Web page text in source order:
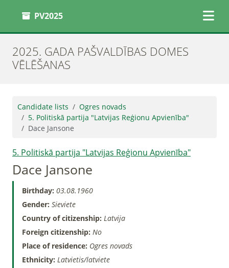
PV2025
2025. GADA PAŠVALDĪBAS DOMES
VĒLĒŠANAS
Candidate lists
Ogres novads
5. Politiskā partija "Latvijas Reģionu Apvienība"
Dace Jansone
5. Politiskā partija "Latvijas Reģionu Apvienība"
Dace Jansone
Birthday: 03.08.1960
Gender: Sieviete
Country of citizenship: Latvija
Foreign citizenship: No
Place of residence: Ogres novads
Ethnicity: Latvietis/latviete